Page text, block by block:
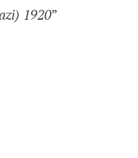
1920”